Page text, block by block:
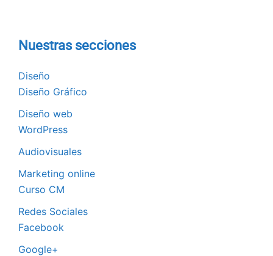
Nuestras secciones
Diseño
Diseño Gráfico
Diseño web
WordPress
Audiovisuales
Marketing online
Curso CM
Redes Sociales
Facebook
Google+